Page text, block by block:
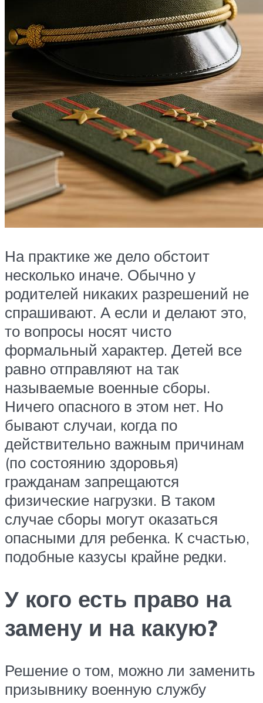
На практике же дело обстоит
несколько иначе. Обычно у
родителей никаких разрешений не
спрашивают. А если и делают это,
то вопросы носят чисто
формальный характер. Детей все
равно отправляют на так
называемые военные сборы.
Ничего опасного в этом нет. Но
бывают случаи, когда по
действительно важным причинам
(по состоянию здоровья)
гражданам запрещаются
физические нагрузки. В таком
случае сборы могут оказаться
опасными для ребенка. К счастью,
подобные казусы крайне редки.
У кого есть право на
замену и на какую?
Решение о том, можно ли заменить
призывнику военную службу